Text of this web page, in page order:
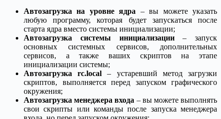
Автозагрузка на уровне ядра – вы можете указать
любую программу, которая будет запускаться после
старта ядра вместо системы инициализации;
Автозагрузка системы инициализации– запуск
основных системных сервисов, дополнительных
сервисов, а также ваших скриптов на этапе
инициализации системы;
Автозагрузка rc.local – устаревший метод загрузки
скриптов, выполняется перед запуском графического
окружения;
Автозагрузка менеджера входа – вы можете выполнять
свои скрипты или команды после запуска менеджера